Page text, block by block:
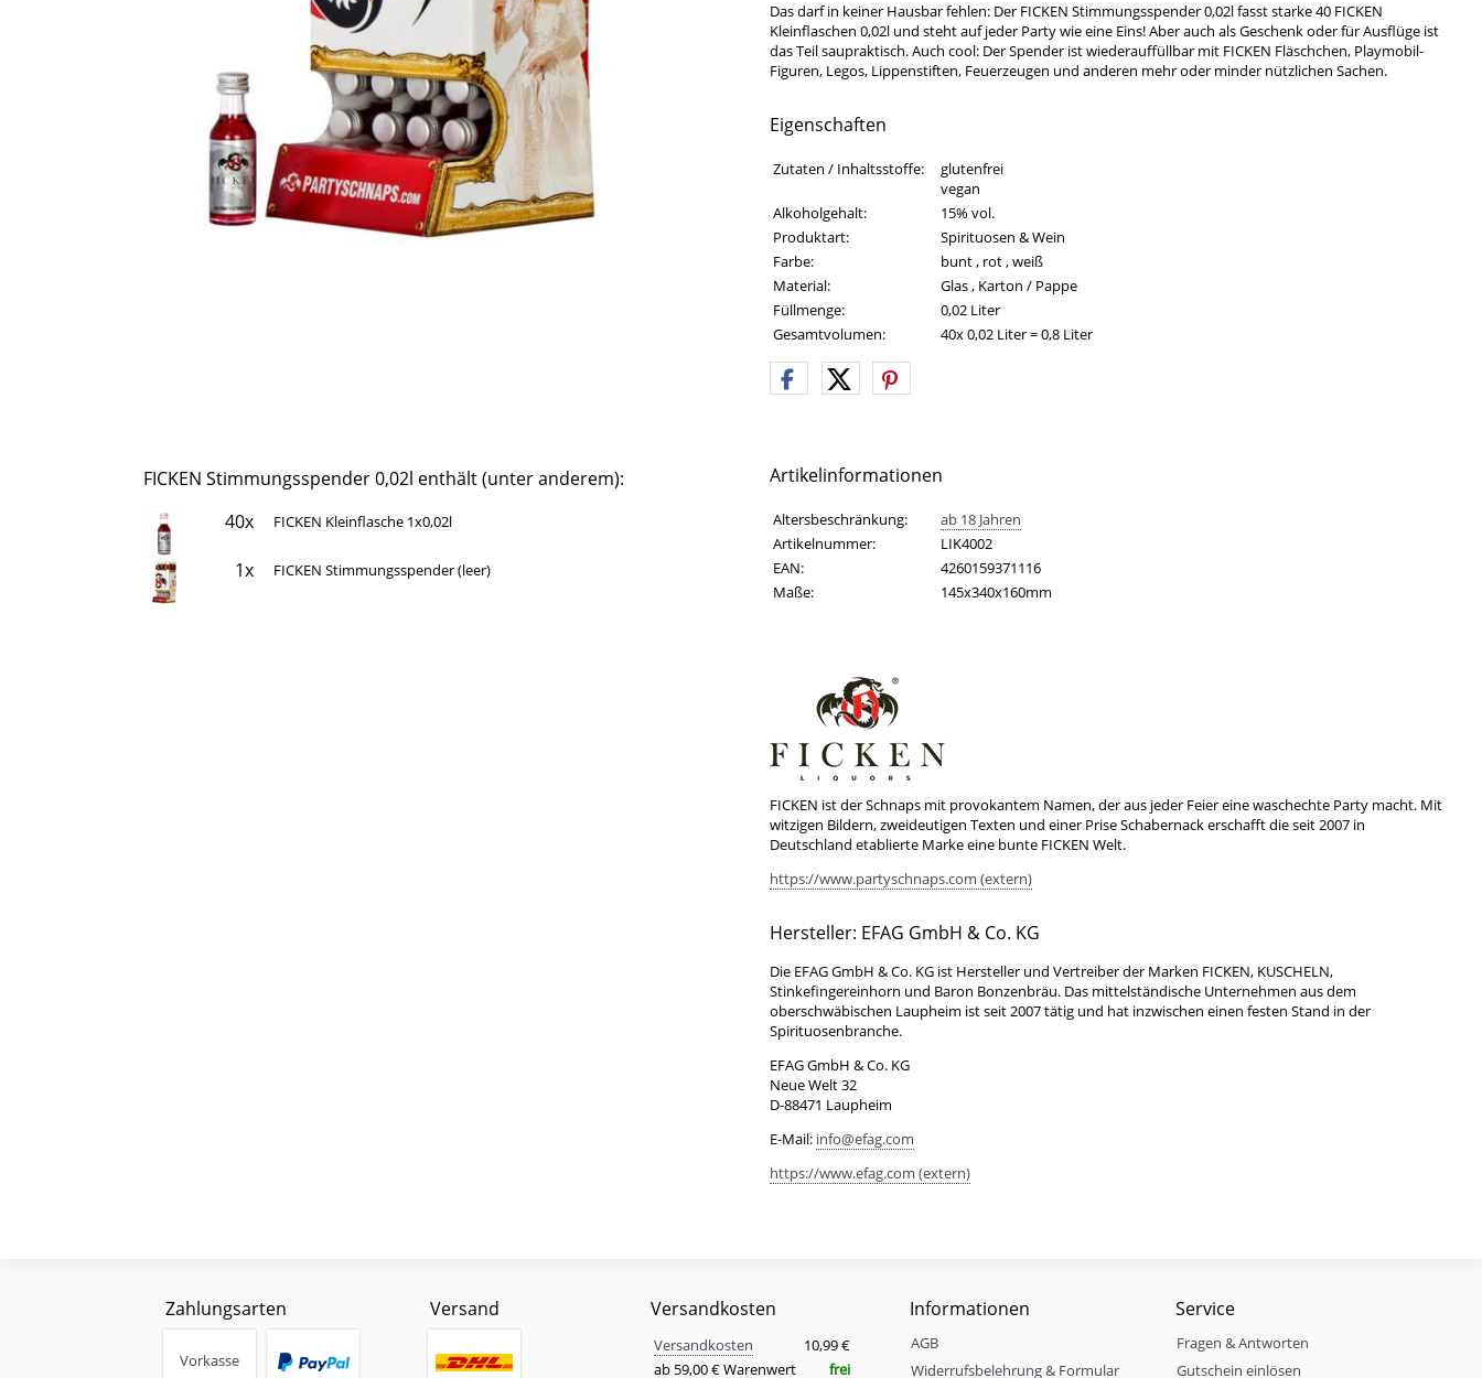
Das darf in keiner Hausbar fehlen: Der FICKEN Stimmungsspender 0,02l fasst starke 40 FICKEN
Kleinflaschen 0,02l und steht auf jeder Party wie eine Eins! Aber auch als Geschenk oder für Ausflüge ist
das Teil saupraktisch. Auch cool: Der Spender ist wiederauffüllbar mit FICKEN Fläschchen, Playmobil-
Figuren, Legos, Lippenstiften, Feuerzeugen und anderen mehr oder minder nützlichen Sachen.
Eigenschaften
Eigenschaften des Produkts
Eigenschaft Wert
Zutaten / Inhaltsstoffe:
glutenfrei
vegan
Alkoholgehalt:
15% vol.
Produktart:
Spirituosen & Wein
Farbe:
bunt , rot , weiß
Material:
Glas , Karton / Pappe
Füllmenge:
0,02 Liter
Gesamtvolumen:
40x 0,02 Liter = 0,8 Liter
FICKEN Stimmungsspender 0,02l enthält (unter anderem):
40x
FICKEN Kleinflasche 1x0,02l
1x FICKEN Stimmungsspender (leer)
Artikelinformationen
Artikelinformationen
Eigenschaft Wert
Altersbeschränkung:
ab 18 Jahren
Artikelnummer:
LIK4002
EAN:
4260159371116
Maße:
145x340x160mm
FICKEN ist der Schnaps mit provokantem Namen, der aus jeder Feier eine waschechte Party macht. Mit
witzigen Bildern, zweideutigen Texten und einer Prise Schabernack erschafft die seit 2007 in
Deutschland etablierte Marke eine bunte FICKEN Welt.
https://www.partyschnaps.com (extern)
Hersteller: EFAG GmbH & Co. KG
Die EFAG GmbH & Co. KG ist Hersteller und Vertreiber der Marken FICKEN, KUSCHELN,
Stinkefingereinhorn und Baron Bonzenbräu. Das mittelständische Unternehmen aus dem
oberschwäbischen Laupheim ist seit 2007 tätig und hat inzwischen einen festen Stand in der
Spirituosenbranche.
EFAG GmbH & Co. KG
Neue Welt 32
D-88471 Laupheim
E-Mail: info@efag.com
https://www.efag.com (extern)
Zahlungsarten
Vorkasse
Versand Versandkosten
Versandkosten
Eigenschaft Wert
Versandkosten
10,99 €
ab 59,00 € Warenwert
frei
Informationen
AGB
Widerrufsbelehrung & Formular
Service
Fragen & Antworten
Gutschein einlösen